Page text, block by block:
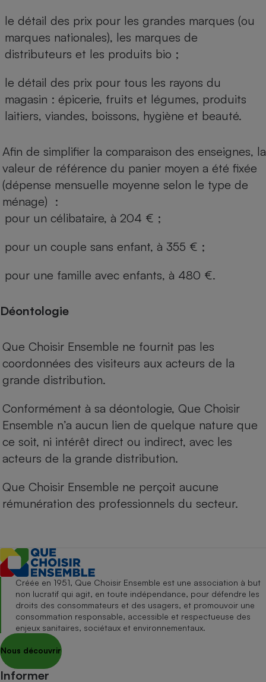
le détail des prix pour les grandes marques (ou
marques nationales), les marques de
distributeurs et les produits bio ;
le détail des prix pour tous les rayons du
magasin : épicerie, fruits et légumes, produits
laitiers, viandes, boissons, hygiène et beauté.
Afin de simplifier la comparaison des enseignes, la
valeur de référence du panier moyen a été fixée
(dépense mensuelle moyenne selon le type de
ménage) :
pour un célibataire, à 204 € ;
pour un couple sans enfant, à 355 € ;
pour une famille avec enfants, à 480 €.
Déontologie
Que Choisir Ensemble ne fournit pas les
coordonnées des visiteurs aux acteurs de la
grande distribution.
Conformément à sa déontologie, Que Choisir
Ensemble n’a aucun lien de quelque nature que
ce soit, ni intérêt direct ou indirect, avec les
acteurs de la grande distribution.
Que Choisir Ensemble ne perçoit aucune
rémunération des professionnels du secteur.
Créée en 1951, Que Choisir Ensemble est une association à but
non lucratif qui agit, en toute indépendance, pour défendre les
droits des consommateurs et des usagers, et promouvoir une
consommation responsable, accessible et respectueuse des
enjeux sanitaires, sociétaux et environnementaux.
Nous découvrir
Informer